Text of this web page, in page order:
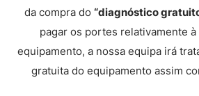
da compra do “diagnóstico
pagar os portes relativamente
equipamento, a nossa equipa irá
gratuita do equipamento assim